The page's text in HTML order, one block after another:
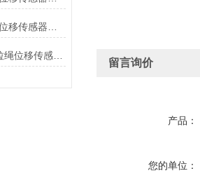
MLT-J950-A3 如何预防拉绳位移传感器故障的发生
留言询价
产品：
您的单位：